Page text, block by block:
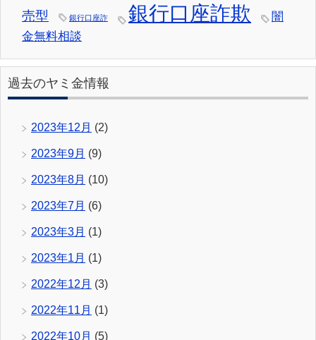
売型
銀行口座詐 銀行口座詐欺
闇
金無料相談
過去のヤミ金情報
2023年12月 (2)
2023年9月 (9)
2023年8月 (10)
2023年7月 (6)
2023年3月 (1)
2023年1月 (1)
2022年12月 (3)
2022年11月 (1)
2022年10月 (5)